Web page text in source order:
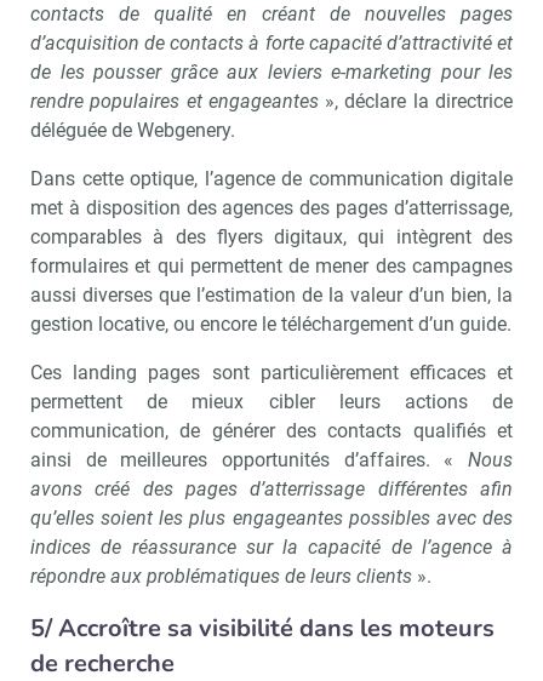
contacts de qualité en créant de nouvelles pages
d’acquisition de contacts à forte capacité d’attractivité et
de les pousser grâce aux leviers e-marketing pour les
rendre populaires et engageantes», déclare la directrice
déléguée de Webgenery.
Dans cette optique, l’agence de communication digitale
met à disposition des agences des pages d’atterrissage,
comparables à des flyers digitaux, qui intègrent des
formulaires et qui permettent de mener des campagnes
aussi diverses que l’estimation de la valeur d’un bien, la
gestion locative, ou encore le téléchargement d’un guide.
Ces landing pages sont particulièrement efficaces et
permettent de mieux cibler leurs actions de
communication, de générer des contacts qualifiés et
ainsi de meilleures opportunités d’affaires. « Nous
avons créé des pages d’atterrissage différentes afin
qu’elles soient les plus engageantes possibles avec des
indices de réassurance sur la capacité de l’agence à
répondre aux problématiques de leurs clients ».
5/ Accroître sa visibilité dans les moteurs
de recherche
Valider
Non merci, je reçois déjà
!
Je déciderai plus